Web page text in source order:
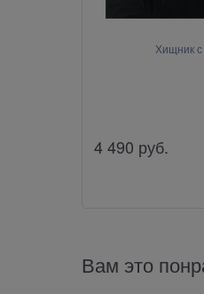
Хищник
4 490 руб.
Вам это